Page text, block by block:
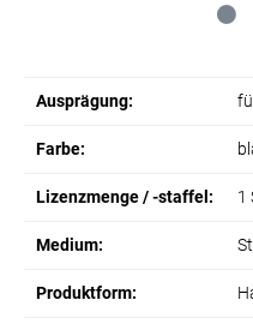
Ausprägung:
Farbe:
Lizenzmenge / -staffel: 1
Medium:
Produktform: